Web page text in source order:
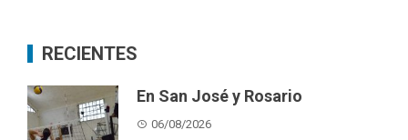
RECIENTES
En San José y Rosario
06/08/2026